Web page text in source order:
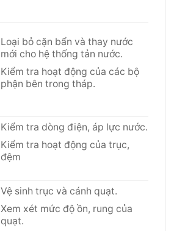
Loại bỏ cặn bẩn và thay nước
mới cho hệ thống tản nước.
Kiểm tra hoạt động của các bộ
phận bên trong tháp.
Kiểm tra dòng điện, áp lực nước.
Kiểm tra hoạt động của trục,
đệm
Vệ sinh trục và cánh quạt.
Xem xét mức độ ồn, rung của
quạt.